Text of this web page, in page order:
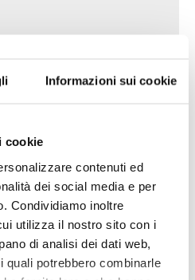
Informazioni sui cookie
cookie
contenuti ed
dei social media e per
Condividiamo inoltre
utilizza il nostro sito con i
di analisi dei dati web,
quali potrebbero combinarle
I TOP TEN